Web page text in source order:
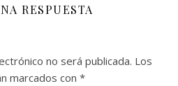
RESPUESTA
no será publicada. Los
marcados con *